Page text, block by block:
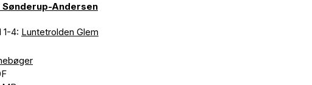
Sønderup-Andersen
1-4: Luntetrolden Glem